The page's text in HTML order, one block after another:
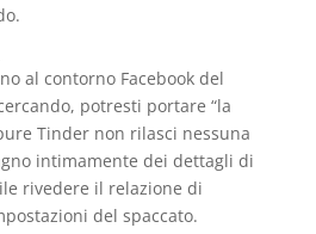
al contorno Facebook del
potresti portare “la
Tinder non rilasci nessuna
intimamente dei dettagli di
rivedere il relazione di
del spaccato.